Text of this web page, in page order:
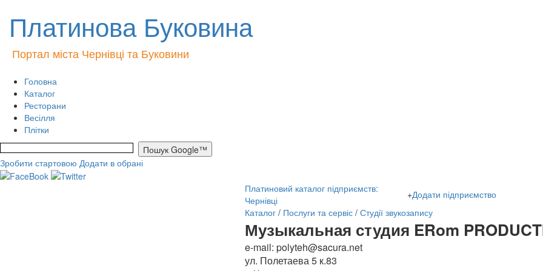
Платинова Буковина
Портал міста Чернівці та Буковини
Головна
Каталог
Ресторани
Весілля
Плітки
Зробити стартовою Додати в обрані
Платиновий каталог підприємств:
Чернівці
+Додати підприємство
Каталог / Послуги та сервіс / Студії звукозапису
Музыкальная студия ERom
e-mail: polyteh@sacura.net
ул. Полетаева 5 к.83